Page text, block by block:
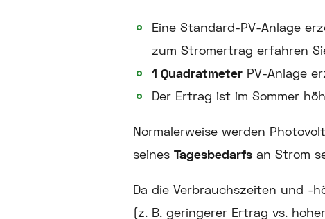
Eine Standard-PV-Anlage
zum Stromertrag erfahren
1 Quadratmeter PV-Anlage
Der Ertrag ist im Sommer
Normalerweise werden
seines Tagesbedarfs an Strom
Da die Verbrauchszeiten und -
(z. B. geringerer Ertrag vs.